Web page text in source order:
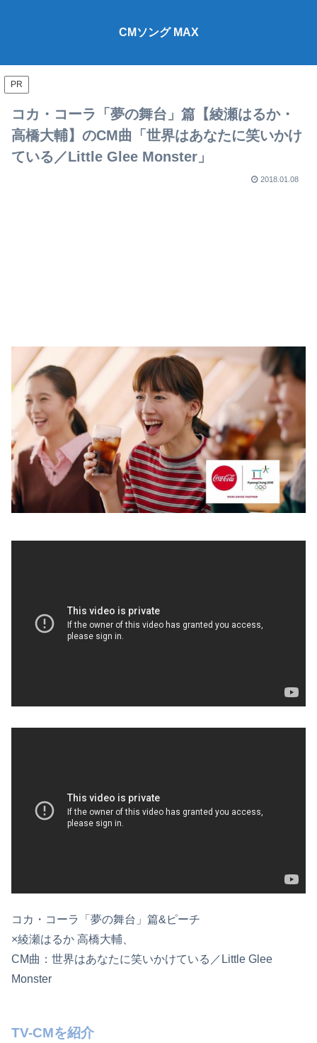
CMソング MAX
PR
コカ・コーラ「夢の舞台」篇【綾瀬はるか・
高橋大輔】のCM曲「世界はあなたに笑いかけ
ている／Little Glee Monster」
2018.01.08
コカ・コーラ「夢の舞台」篇&ピーチ
×綾瀬はるか 高橋大輔、
CM曲：世界はあなたに笑いかけている／Little Glee
Monster
TV-CMを紹介